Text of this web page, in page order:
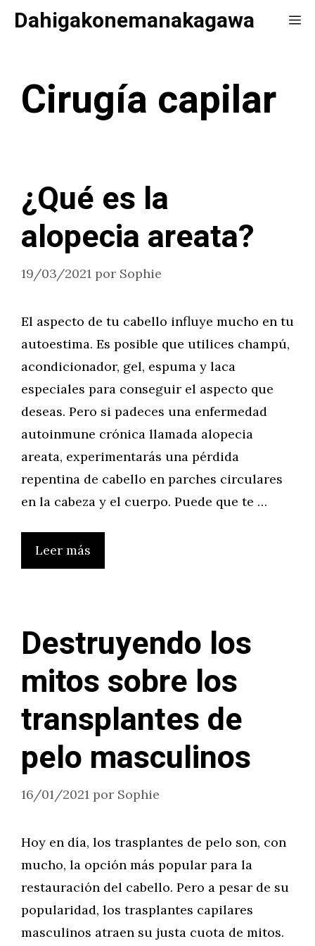
SaltarDahigakonemanakagawa
Cirugía capilar
¿Qué es la
alopecia areata?
19/03/2021 por Sophie
El aspecto de tu cabello influye mucho en tu
autoestima. Es posible que utilices champú,
acondicionador, gel, espuma y laca
especiales para conseguir el aspecto que
deseas. Pero si padeces una enfermedad
autoinmune crónica llamada alopecia
areata, experimentarás una pérdida
repentina de cabello en parches circulares
en la cabeza y el cuerpo. Puede que te …
Leer más
Destruyendo los
mitos sobre los
transplantes de
pelo masculinos
16/01/2021 por Sophie
Hoy en día, los trasplantes de pelo son, con
mucho, la opción más popular para la
restauración del cabello. Pero a pesar de su
popularidad, los trasplantes capilares
masculinos atraen su justa cuota de mitos.